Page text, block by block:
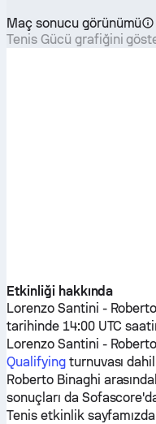
Maç sonucu görünümü
Tenis Gücü grafiğini
Etkinliği hakkında
Lorenzo Santini -
tarihinde 14:00 UTC
Lorenzo Santini -
Qualifyingturnuvası
Roberto Binaghi
sonuçları da
Tenis etkinlik